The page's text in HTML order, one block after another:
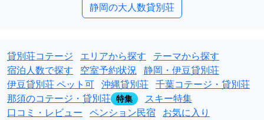
静岡の大人数貸別荘
貸別荘コテージ エリアから探す
テーマから探す
宿泊人数で探す
空室予約状況 静岡・伊豆貸別荘
伊豆貸別荘 ペット可 沖縄貸別荘 千葉コテージ・貸別荘
那須のコテージ・貸別荘 特集
スキー特集
口コミ・レビュー ペンション民宿 お気に入り